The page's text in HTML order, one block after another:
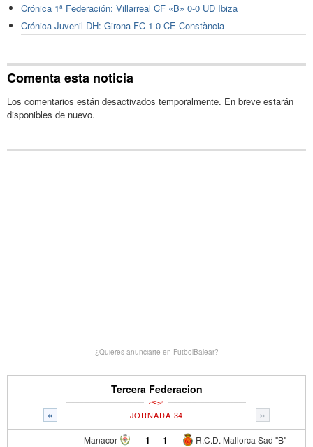
Crónica 1ª Federación: Villarreal CF «B» 0-0 UD Ibiza
Crónica Juvenil DH: Girona FC 1-0 CE ​Constància
Comenta esta noticia
Los comentarios están desactivados temporalmente. En breve estarán
disponibles de nuevo.
¿Quieres anunciarte en FutbolBalear?
Tercera Federacion
« »
JORNADA 34
Manacor 1 - R.C.D. Mallorca Sad "B"
1